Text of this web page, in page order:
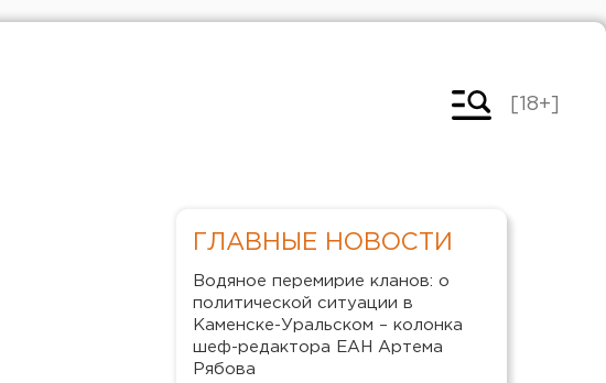
[18+]
ГЛАВНЫЕ НОВОСТИ
Водяное перемирие кланов: о
политической ситуации в
Каменске-Уральском – колонка
шеф-редактора ЕАН Артема
Рябова